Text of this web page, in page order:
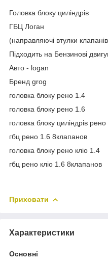
Головка блоку циліндрів
ГБЦ Логан
(направляючі втулки
Підходить на Бензинові
Авто - logan
Бренд grog
головка блоку рено 1.4
головка блоку рено 1.6
головка блоку циліндрів
гбц рено 1.6 8клапанов
головка блоку рено кліо 1.4
гбц рено кліо 1.6 8клапанов
Приховати
Характеристики
Основні